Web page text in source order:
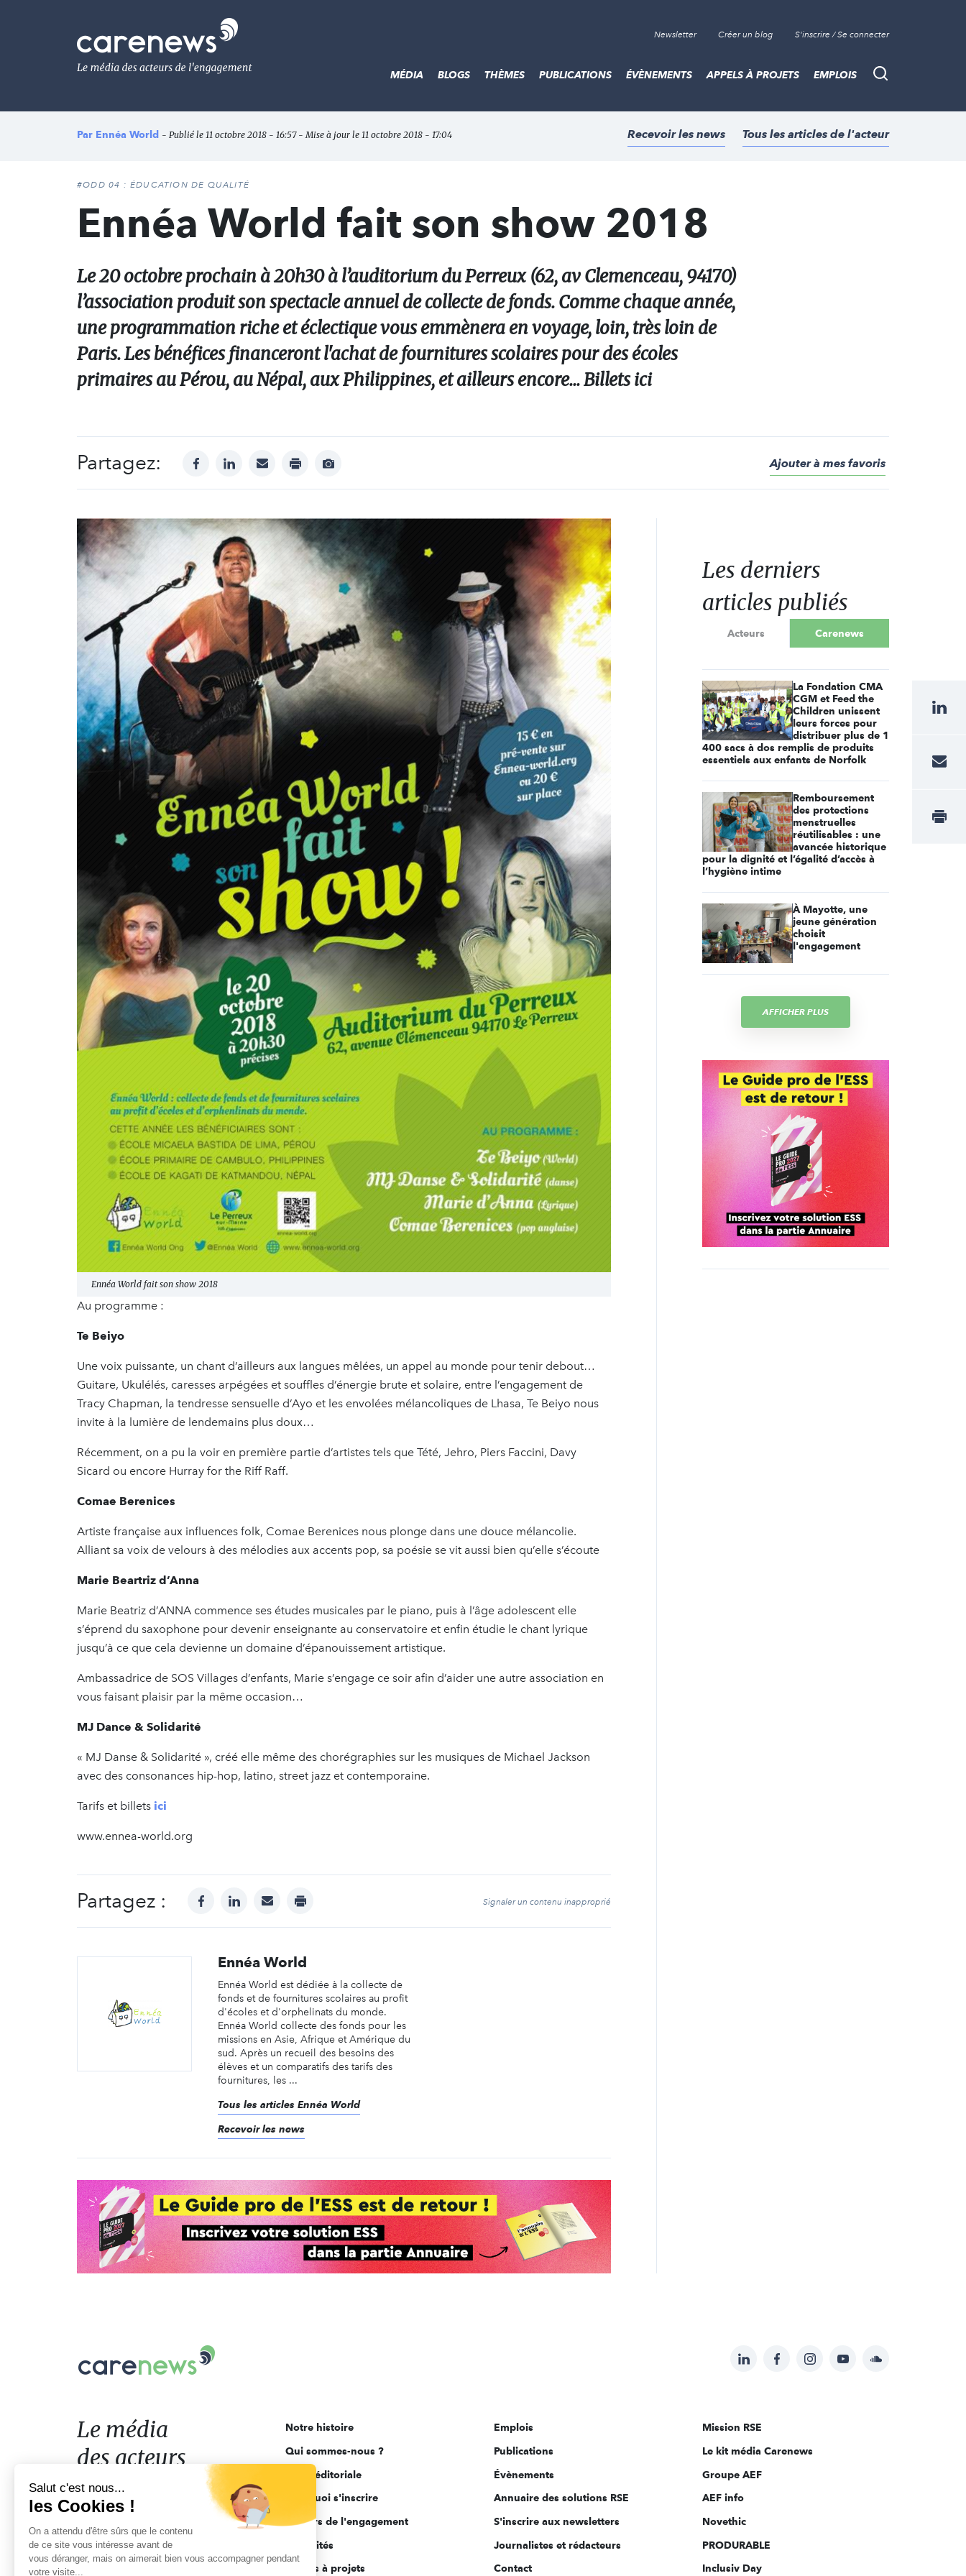
Le
média
de
l'engagement
Newsletter Créer un blog S'inscrire / Se connecter
Recherche
MÉDIA BLOGS THÈMES PUBLICATIONS ÉVÈNEMENTS APPELS À PROJETS EMPLOIS
Par Ennéa World - Publié le 11 octobre 2018 - 16:57 - Mise à jour le 11 octobre 2018 - 17:04 Recevoir les news Tous les articles de l'acteur
#ODD 04 : ÉDUCATION DE QUALITÉ
Ennéa World fait son show 2018
Le 20 octobre prochain à 20h30 à l’auditorium du Perreux (62, av Clemenceau, 94170)
l’association produit son spectacle annuel de collecte de fonds. Comme chaque année,
une programmation riche et éclectique vous emmènera en voyage, loin, très loin de
Paris. Les bénéfices financeront l'achat de fournitures scolaires pour des écoles
primaires au Pérou, au Népal, aux Philippines, et ailleurs encore... Billets ici
Partagez: facebooklinkedinmail print
Afficher
Ajouter à mes favoris
Ennéa World fait son show 2018
Au programme :
Te Beiyo
Une voix puissante, un chant d’ailleurs aux langues mêlées, un appel au monde pour tenir debout…
Guitare, Ukulélés, caresses arpégées et souffles d’énergie brute et solaire, entre l’engagement de
Tracy Chapman, la tendresse sensuelle d’Ayo et les envolées mélancoliques de Lhasa, Te Beiyo nous
invite à la lumière de lendemains plus doux…
Récemment, on a pu la voir en première partie d’artistes tels que Tété, Jehro, Piers Faccini, Davy
Sicard ou encore Hurray for the Riff Raff.
Comae Berenices
Artiste française aux influences folk, Comae Berenices nous plonge dans une douce mélancolie.
Alliant sa voix de velours à des mélodies aux accents pop, sa poésie se vit aussi bien qu’elle s’écoute
Marie Beartriz d’Anna
Marie Beatriz d’ANNA commence ses études musicales par le piano, puis à l’âge adolescent elle
s’éprend du saxophone pour devenir enseignante au conservatoire et enfin étudie le chant lyrique
jusqu’à ce que cela devienne un domaine d’épanouissement artistique.
Ambassadrice de SOS Villages d’enfants, Marie s’engage ce soir afin d’aider une autre association en
vous faisant plaisir par la même occasion…
MJ Dance & Solidarité
« MJ Danse & Solidarité », créé elle même des chorégraphies sur les musiques de Michael Jackson
avec des consonances hip-hop, latino, street jazz et contemporaine.
Tarifs et billets ici
www.ennea-world.org
Partagez : facebooklinkedinmail print Signaler un contenu inapproprié
Ennéa World
Ennéa World est dédiée à la collecte de
fonds et de fournitures scolaires au profit
d'écoles et d'orphelinats du monde.
Ennéa World collecte des fonds pour les
missions en Asie, Afrique et Amérique du
sud. Après un recueil des besoins des
élèves et un comparatifs des tarifs des
fournitures, les ...
Tous les articles Ennéa World
Recevoir les news
Les derniers
articles publiés
Acteurs Carenews
La Fondation CMA
CGM et Feed the
Children unissent
leurs forces pour
distribuer plus de 1
400 sacs à dos remplis de produits
essentiels aux enfants de Norfolk
Remboursement
des protections
menstruelles
réutilisables : une
avancée historique
pour la dignité et l’égalité d’accès à
l’hygiène intime
À Mayotte, une
jeune génération
choisit
l'engagement
AFFICHER PLUS
Suivez-
sur:
LinkedInFacebookInstagramYouTubeSoundcloud
Le
acteurs
de
l'engagement
Le média
des acteurs
de l'engagement
Notre histoire
Qui sommes-nous ?
Ligne éditoriale
Pourquoi s'inscrire
Acteurs de l'engagement
Actualités
Appels à projets
Emplois
Publications
Évènements
Annuaire des solutions RSE
S'inscrire aux newsletters
Journalistes et rédacteurs
Contact
Mission RSE
Le kit média Carenews
Groupe AEF
AEF info
Novethic
PRODURABLE
Inclusiv Day
Salut c'est nous...
les Cookies !
On a attendu d'être sûrs que le contenu
de ce site vous intéresse avant de
vous déranger, mais on aimerait bien vous accompagner pendant
votre visite...